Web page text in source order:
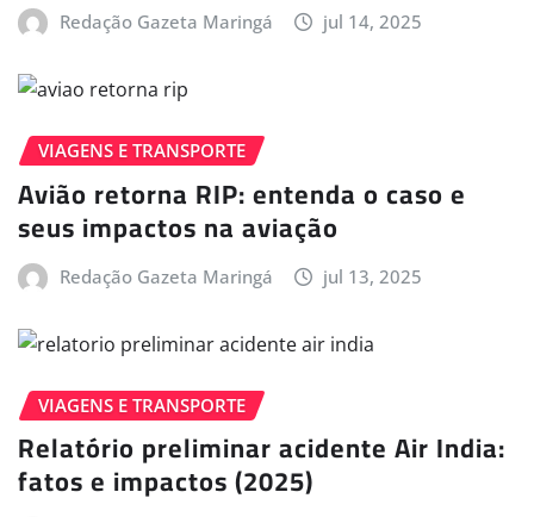
Redação Gazeta Maringá jul 14, 2025
VIAGENS E TRANSPORTE
Avião retorna RIP: entenda o caso e
seus impactos na aviação
Redação Gazeta Maringá jul 13, 2025
VIAGENS E TRANSPORTE
Relatório preliminar acidente Air India:
fatos e impactos (2025)